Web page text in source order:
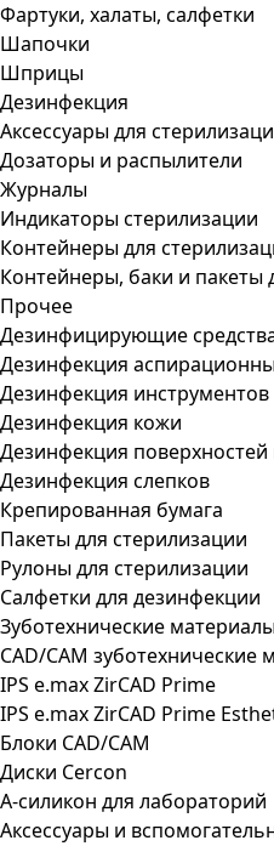
Фартуки, халаты, салфетки
Шапочки
Шприцы
Дезинфекция
Аксессуары для
Дозаторы и распылители
Журналы
Индикаторы стерилизации
Контейнеры для
Контейнеры, баки и пакеты
Прочее
Дезинфицирующие
Дезинфекция
Дезинфекция
Дезинфекция кожи
Дезинфекция
Дезинфекция слепков
Крепированная бумага
Пакеты для стерилизации
Рулоны для стерилизации
Салфетки для дезинфекции
Зуботехнические
CAD/CAM зуботехнические
IPS e.max ZirCAD Prime
IPS e.max ZirCAD Prime
Блоки CAD/CAM
Диски Cercon
А-силикон для лабораторий
Аксессуары и